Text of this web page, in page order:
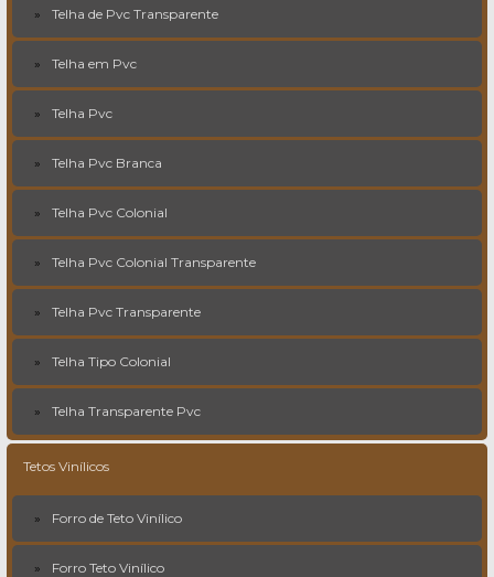
Telha de Pvc Transparente
Telha em Pvc
Telha Pvc
Telha Pvc Branca
Telha Pvc Colonial
Telha Pvc Colonial Transparente
Telha Pvc Transparente
Telha Tipo Colonial
Telha Transparente Pvc
Tetos Vinílicos
Forro de Teto Vinílico
Forro Teto Vinílico